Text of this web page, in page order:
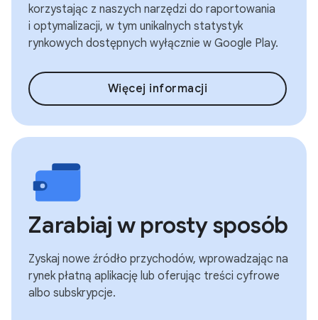
korzystając z naszych narzędzi do raportowania
i optymalizacji, w tym unikalnych statystyk
rynkowych dostępnych wyłącznie w Google Play.
Więcej informacji
Zarabiaj w prosty sposób
Zyskaj nowe źródło przychodów, wprowadzając na
rynek płatną aplikację lub oferując treści cyfrowe
albo subskrypcje.